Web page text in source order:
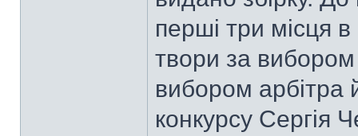
перші три місця
твори за вибором
вибором арбітра
конкурсу Сергія